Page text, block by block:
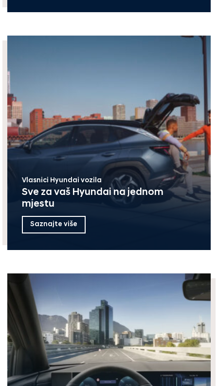
Vlasnici Hyundai vozila
Sve za vaš Hyundai na jednom
mjestu
Saznajte više